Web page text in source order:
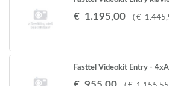
€ 1.195,00 ( € 1.445,
Fasttel Videokit Entry -